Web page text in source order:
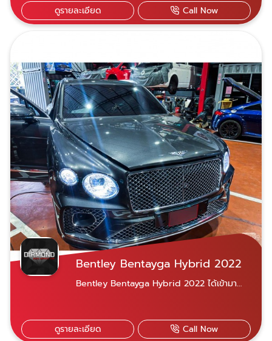
ดูรายละเอียด Call Now
Bentley Bentayga Hybrid 2022
Bentley Bentayga Hybrid 2022 ได้เข้ามา
ดูรายละเอียด Call Now